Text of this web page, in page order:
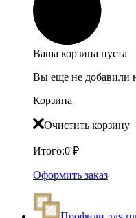
Ваша корзина пуста
Вы еще не добавили
Корзина
Очистить корзину
Итого:0 ₽
Оформить заказ